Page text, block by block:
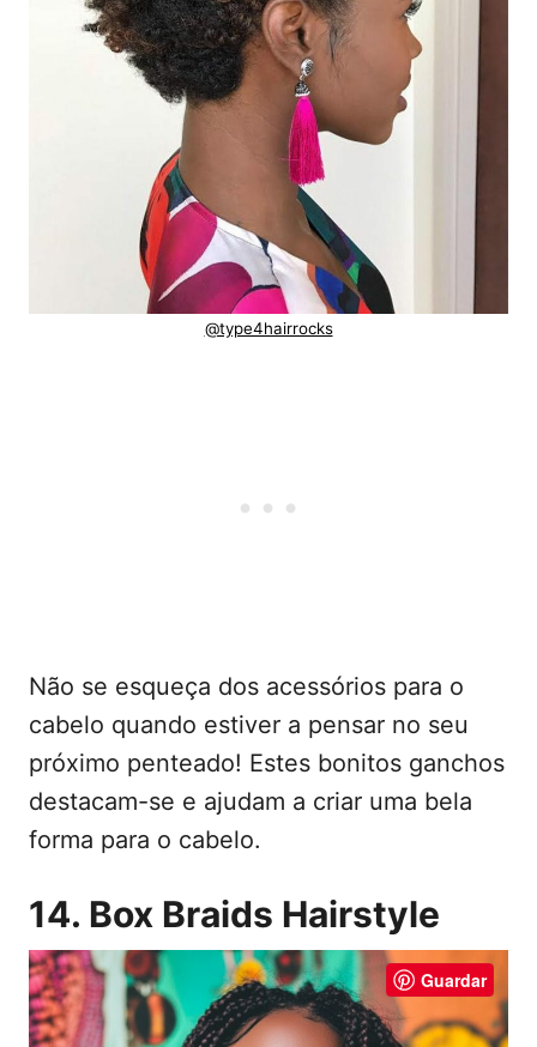
@type4hairrocks
Não se esqueça dos acessórios para o
cabelo quando estiver a pensar no seu
próximo penteado! Estes bonitos ganchos
destacam-se e ajudam a criar uma bela
forma para o cabelo.
14. Box Braids Hairstyle
Guardar